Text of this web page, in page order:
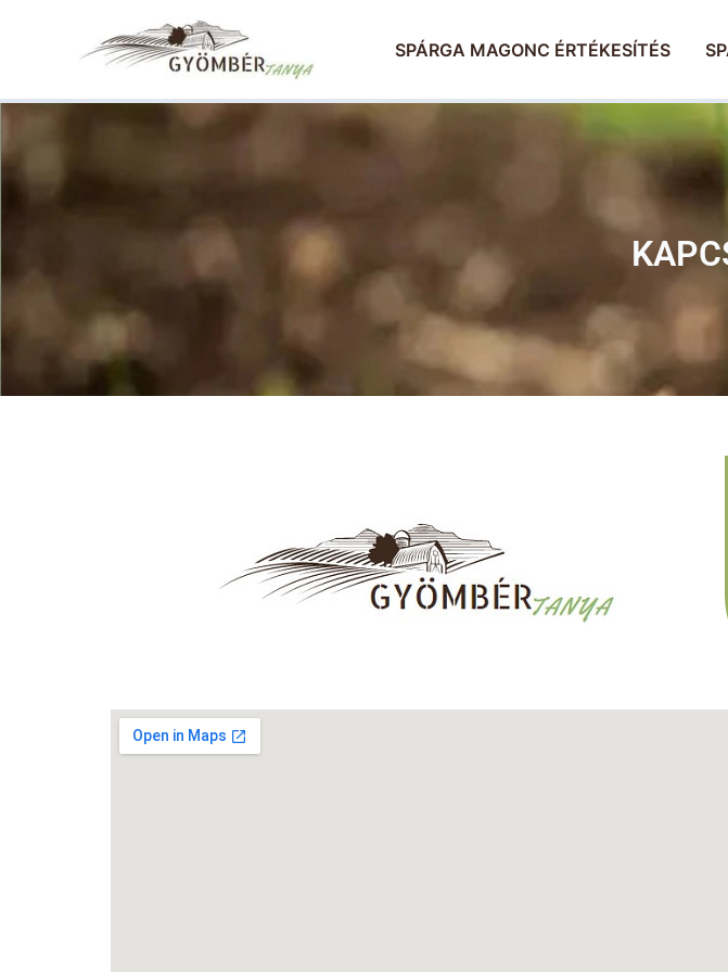
SPÁRGA MAGONC ÉRTÉKESÍTÉS